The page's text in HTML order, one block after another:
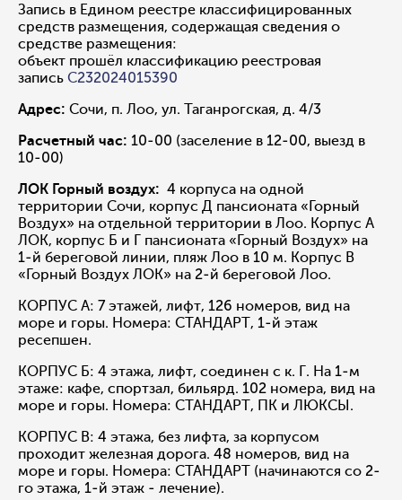
Запись в Едином реестре классифицированных
средств размещения, содержащая сведения о
средстве размещения:
объект прошёл классификацию реестровая
запись С232024015390
Адрес: Сочи, п. Лоо, ул. Таганрогская, д. 4/3
Расчетный час: 10-00 (заселение в 12-00, выезд в
10-00)
ЛОК Горный воздух: 4 корпуса на одной
территории Сочи, корпус Д пансионата «Горный
Воздух» на отдельной территории в Лоо. Корпус А
ЛОК, корпус Б и Г пансионата «Горный Воздух» на
1-й береговой линии, пляж Лоо в 10 м. Корпус В
«Горный Воздух ЛОК» на 2-й береговой Лоо.
КОРПУС А: 7 этажей, лифт, 126 номеров, вид на
море и горы. Номера: СТАНДАРТ, 1-й этаж
ресепшен.
КОРПУС Б: 4 этажа, лифт, соединен с к. Г. На 1-м
этаже: кафе, спортзал, бильярд. 102 номера, вид на
море и горы. Номера: СТАНДАРТ, ПК и ЛЮКСЫ.
КОРПУС В: 4 этажа, без лифта, за корпусом
проходит железная дорога. 48 номеров, вид на
море и горы. Номера: СТАНДАРТ (начинаются со 2-
го этажа, 1-й этаж - лечение).